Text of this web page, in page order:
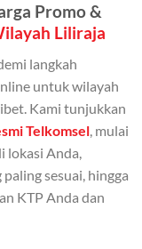
yang terdaftar.
anggota
kuota ini.
Indonesia
Promo &
Liliraja
langkah
untuk wilayah
Kami tunjukkan
Telkomsel , mulai
lokasi Anda,
sesuai, hingga
KTP Anda dan